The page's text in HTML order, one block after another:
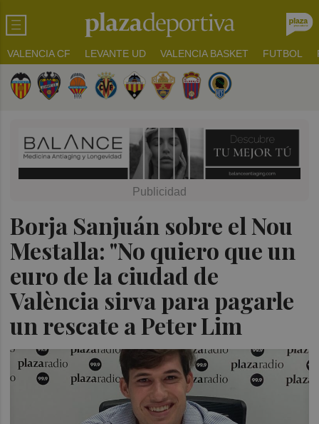
VALENCIA CF LEVANTE UD VALENCIA BASKET FUTBOL
Borja Sanjuán sobre el Nou
Mestalla: "No quiero que un
euro de la ciudad de
València sirva para pagarle
un rescate a Peter Lim